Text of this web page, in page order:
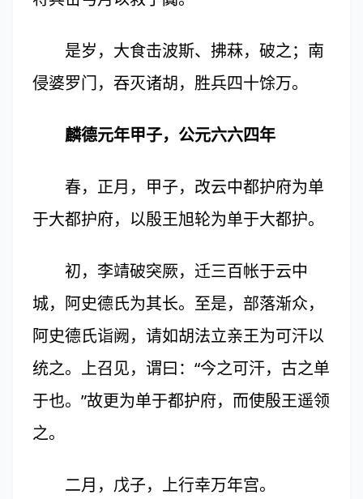
是岁，大食击波斯、拂菻，破之；南
侵婆罗门，吞灭诸胡，胜兵四十馀万。
麟德元年甲子，公元六六四年
春，正月，甲子，改云中都护府为单
于大都护府，以殷王旭轮为单于大都护。
初，李靖破突厥，迁三百帐于云中
城，阿史德氏为其长。至是，部落渐众，
阿史德氏诣阙，请如胡法立亲王为可汗以
统之。上召见，谓曰：“今之可汗，古之单
于也。”故更为单于都护府，而使殷王遥领
之。
二月，戊子，上行幸万年宫。